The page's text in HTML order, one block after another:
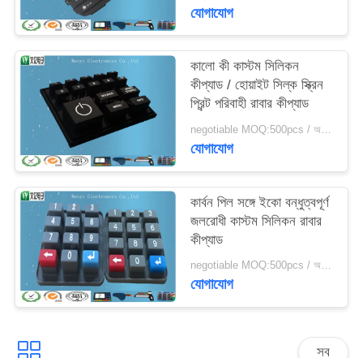
যোগাযোগ
কালো কী কাস্টম সিলিকন
কীপ্যাড / হোয়াইট সিল্ক স্ক্রিন
প্রিন্ট পরিবাহী রাবার কীপ্যাড
negotiable MOQ:500pcs / অনেক
যোগাযোগ
কার্বন পিল সঙ্গে ইকো বন্ধুত্বপূর্ণ
জলরোধী কাস্টম সিলিকন রাবার
কীপ্যাড
negotiable MOQ:500pcs / অনেক
যোগাযোগ
সব